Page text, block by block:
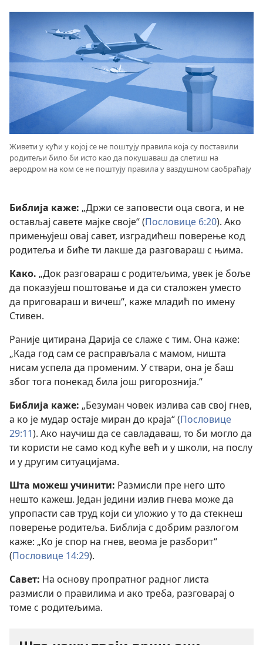
Живети у кући у којој се не поштују правила која су поставили
родитељи било би исто као да покушаваш да слетиш на
аеродром на ком се не поштују правила у ваздушном саобраћају
Библија каже: „Држи се заповести оца свога, и не
остављај савете мајке своје“ (Пословице 6:20). Ако
примењујеш овај савет, изградићеш поверење код
родитеља и биће ти лакше да разговараш с њима.
Како. „Док разговараш с родитељима, увек је боље
да показујеш поштовање и да си сталожен уместо
да приговараш и вичеш“, каже младић по имену
Стивен.
Раније цитирана Дарија се слаже с тим. Она каже:
„Када год сам се расправљала с мамом, ништа
нисам успела да променим. У ствари, она је баш
због тога понекад била још ригорознија.“
Библија каже: „Безуман човек излива сав свој гнев,
а ко је мудар остаје миран до краја“ (Пословице
29:11). Ако научиш да се савладаваш, то би могло да
ти користи не само код куће већ и у школи, на послу
и у другим ситуацијама.
Шта можеш учинити: Размисли пре него што
нешто кажеш. Један једини излив гнева може да
упропасти сав труд који си уложио у то да стекнеш
поверење родитеља. Библија с добрим разлогом
каже: „Ко је спор на гнев, веома је разборит“
(Пословице 14:29).
Савет: На основу пропратног радног листа
размисли о правилима и ако треба, разговарај о
томе с родитељима.